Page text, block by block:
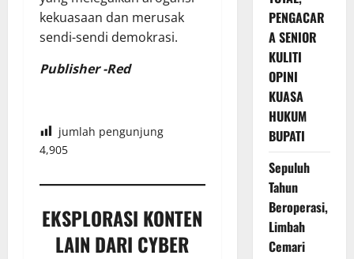
kekuasaan dan merusak
sendi-sendi demokrasi.
Publisher -Red
jumlah pengunjung
4,905
EKSPLORASI KONTEN
LAIN DARI CYBER
PENGACAR
A SENIOR
KULITI
OPINI
KUASA
HUKUM
BUPATI
Sepuluh
Tahun
Beroperasi,
Limbah
Cemari